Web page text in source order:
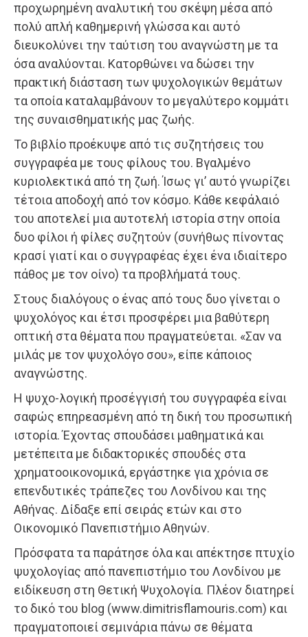
προχωρημένη αναλυτική του σκέψη μέσα από
πολύ απλή καθημερινή γλώσσα και αυτό
διευκολύνει την ταύτιση του αναγνώστη με τα
όσα αναλύονται. Κατορθώνει να δώσει την
πρακτική διάσταση των ψυχολογικών θεμάτων
τα οποία καταλαμβάνουν το μεγαλύτερο κομμάτι
της συναισθηματικής μας ζωής.
Το βιβλίο προέκυψε από τις συζητήσεις του
συγγραφέα με τους φίλους του. Βγαλμένο
κυριολεκτικά από τη ζωή. Ίσως γι’ αυτό γνωρίζει
τέτοια αποδοχή από τον κόσμο. Κάθε κεφάλαιό
του αποτελεί μια αυτοτελή ιστορία στην οποία
δυο φίλοι ή φίλες συζητούν (συνήθως πίνοντας
κρασί γιατί και ο συγγραφέας έχει ένα ιδιαίτερο
πάθος με τον οίνο) τα προβλήματά τους.
Στους διαλόγους ο ένας από τους δυο γίνεται ο
ψυχολόγος και έτσι προσφέρει μια βαθύτερη
οπτική στα θέματα που πραγματεύεται. «Σαν να
μιλάς με τον ψυχολόγο σου», είπε κάποιος
αναγνώστης.
Η ψυχο-λογική προσέγγισή του συγγραφέα είναι
σαφώς επηρεασμένη από τη δική του προσωπική
ιστορία. Έχοντας σπουδάσει μαθηματικά και
μετέπειτα με διδακτορικές σπουδές στα
χρηματοοικονομικά, εργάστηκε για χρόνια σε
επενδυτικές τράπεζες του Λονδίνου και της
Αθήνας. Δίδαξε επί σειράς ετών και στο
Οικονομικό Πανεπιστήμιο Αθηνών.
Πρόσφατα τα παράτησε όλα και απέκτησε πτυχίο
ψυχολογίας από πανεπιστήμιο του Λονδίνου με
ειδίκευση στη Θετική Ψυχολογία. Πλέον διατηρεί
το δικό του blog (www.dimitrisflamouris.com) και
πραγματοποιεί σεμινάρια πάνω σε θέματα